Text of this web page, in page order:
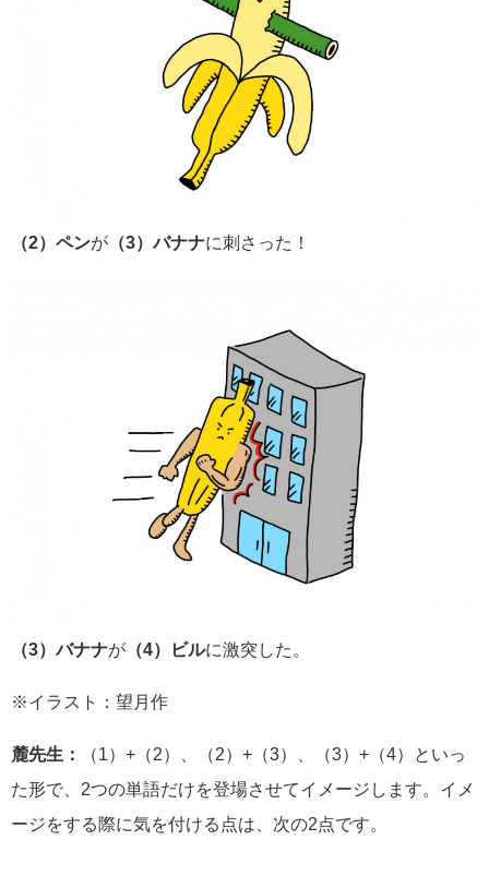
（2）ペンが （3）バナナに刺さった！
（3）バナナが （4）ビルに激突した。
※イラスト：望月作
麓先生：
（1）+（2）、（2）+（3）、（3）+（4）といっ
た形で、2つの単語だけを登場させてイメージします。イメ
ージをする際に気を付ける点は、次の2点です。